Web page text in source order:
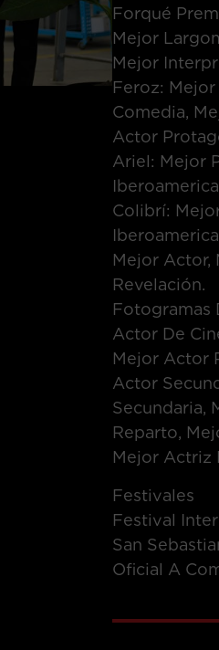
Forqué
Mejor
Mejor
Feroz:
Comedia,
Actor
Ariel: Mejor
Colibrí:
Mejor Actor,
Revelación.
Fotogramas
Actor De
Mejor Actor
Actor
Secundaria,
Reparto,
Mejor Actriz
Festivales
Festival
San
Oficial A